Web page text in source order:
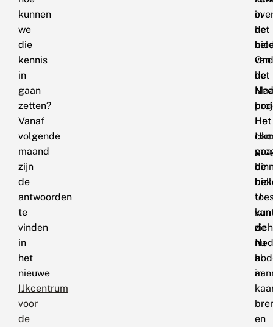
kunnen
we
die
kennis
in
gaan
zetten?
Vanaf
volgende
maand
zijn
de
antwoorden
te
vinden
in
het
nieuwe
IJkcentrum
voor
de
de
van
de
Het
de
van
de
in
en
in
het
het
Het
U
zich
nu
al